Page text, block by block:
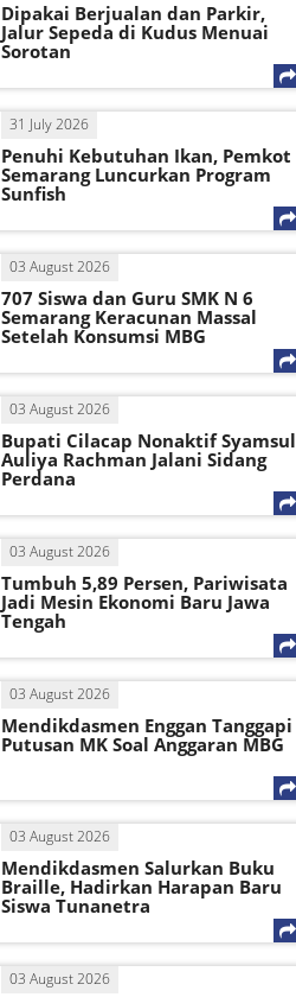
Dipakai Berjualan dan Parkir,
Jalur Sepeda di Kudus Menuai
Sorotan
31 July 2026
Penuhi Kebutuhan Ikan, Pemkot
Semarang Luncurkan Program
Sunfish
03 August 2026
707 Siswa dan Guru SMK N 6
Semarang Keracunan Massal
Setelah Konsumsi MBG
03 August 2026
Bupati Cilacap Nonaktif Syamsul
Auliya Rachman Jalani Sidang
Perdana
03 August 2026
Tumbuh 5,89 Persen, Pariwisata
Jadi Mesin Ekonomi Baru Jawa
Tengah
03 August 2026
Mendikdasmen Enggan Tanggapi
Putusan MK Soal Anggaran MBG
03 August 2026
Mendikdasmen Salurkan Buku
Braille, Hadirkan Harapan Baru
Siswa Tunanetra
03 August 2026